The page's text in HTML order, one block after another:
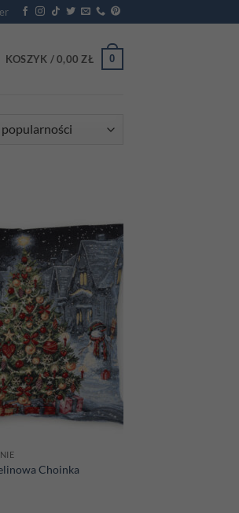
KOSZYK /0,00 ZŁ 0
Add to
wishlist
Choinka